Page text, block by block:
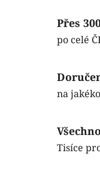
Přes
po celé
na
Tisíce